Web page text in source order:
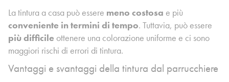
La tintura a casa può essere meno costosa e più
conveniente in termini di tempo. Tuttavia, può essere
più difficile ottenere una colorazione uniforme e ci sono
maggiori rischi di errori di tintura.
Vantaggi e svantaggi della tintura dal parrucchiere